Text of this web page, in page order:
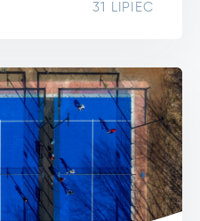
31 LIPIEC